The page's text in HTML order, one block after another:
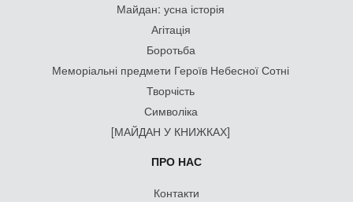
Майдан: усна історія
Агітація
Боротьба
Меморіальні предмети Героїв Небесної Сотні
Творчість
Символіка
[МАЙДАН У КНИЖКАХ]
ПРО НАС
Контакти